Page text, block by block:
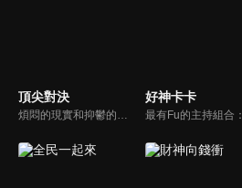
頂尖對決
煩悶的現實和抑鬱的社會，你需要的就是笑、大聲笑、開口笑，《頂尖對決》就要你笑到落ㄟ骸，最具綜藝實力的庹宗康，和喜感十足的納豆各自領軍對抗，藝人搞笑pk笑果十足，《頂尖對決》讓你忘掉一週煩惱！
好神卡卡